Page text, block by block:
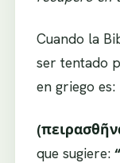
Cuando la
ser tentado
en griego es:
que sugiere: